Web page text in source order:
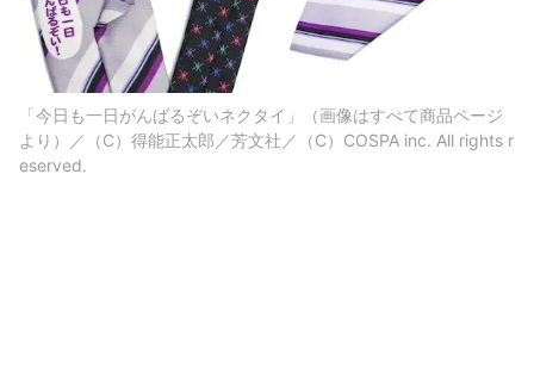
「今日も一日がんばるぞいネクタイ」（画像はすべて商品ページ
より）／（C）得能正太郎／芳文社／（C）COSPA inc. All rights r
eserved.